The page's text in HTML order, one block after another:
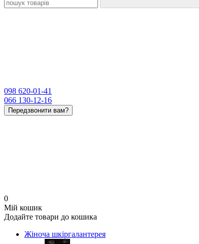
098 620-01-41
066 130-12-16
Передзвонити вам?
0
Мій кошик
Додайте товари до кошика
Жіноча шкіргалантерея